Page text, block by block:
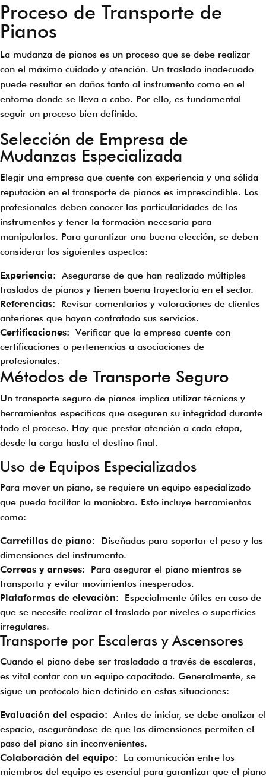
Proceso de Transporte de
Pianos
La mudanza de pianos es un proceso que se debe realizar
con el máximo cuidado y atención. Un traslado inadecuado
puede resultar en daños tanto al instrumento como en el
entorno donde se lleva a cabo. Por ello, es fundamental
seguir un proceso bien definido.
Selección de Empresa de
Mudanzas Especializada
Elegir una empresa que cuente con experiencia y una sólida
reputación en el transporte de pianos es imprescindible. Los
profesionales deben conocer las particularidades de los
instrumentos y tener la formación necesaria para
manipularlos. Para garantizar una buena elección, se deben
considerar los siguientes aspectos:
Experiencia: Asegurarse de que han realizado múltiples
traslados de pianos y tienen buena trayectoria en el sector.
Referencias: Revisar comentarios y valoraciones de clientes
anteriores que hayan contratado sus servicios.
Certificaciones: Verificar que la empresa cuente con
certificaciones o pertenencias a asociaciones de
profesionales.
Métodos de Transporte Seguro
Un transporte seguro de pianos implica utilizar técnicas y
herramientas específicas que aseguren su integridad durante
todo el proceso. Hay que prestar atención a cada etapa,
desde la carga hasta el destino final.
Uso de Equipos Especializados
Para mover un piano, se requiere un equipo especializado
que pueda facilitar la maniobra. Esto incluye herramientas
como:
Carretillas de piano: Diseñadas para soportar el peso y las
dimensiones del instrumento.
Correas y arneses: Para asegurar el piano mientras se
transporta y evitar movimientos inesperados.
Plataformas de elevación: Especialmente útiles en caso de
que se necesite realizar el traslado por niveles o superficies
irregulares.
Transporte por Escaleras y Ascensores
Cuando el piano debe ser trasladado a través de escaleras,
es vital contar con un equipo capacitado. Generalmente, se
sigue un protocolo bien definido en estas situaciones:
Evaluación del espacio: Antes de iniciar, se debe analizar el
espacio, asegurándose de que las dimensiones permiten el
paso del piano sin inconvenientes.
Colaboración del equipo: La comunicación entre los
miembros del equipo es esencial para garantizar que el piano